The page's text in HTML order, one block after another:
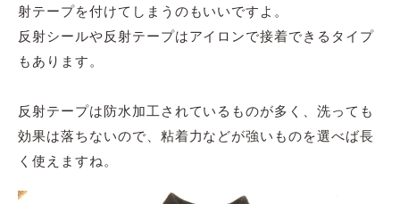
射テープを付けてしまうのもいいですよ。
反射シールや反射テープはアイロンで接着できるタイプ
もあります。
反射テープは防水加工されているものが多く、洗っても
効果は落ちないので、粘着力などが強いものを選べば長
く使えますね。